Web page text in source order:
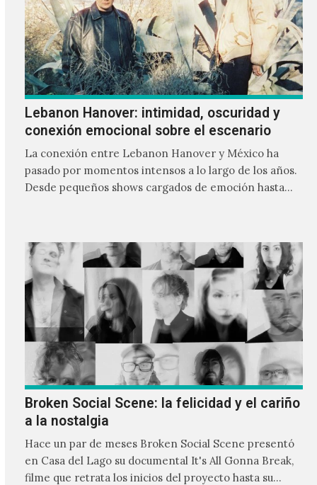
Lebanon Hanover: intimidad, oscuridad y
conexión emocional sobre el escenario
La conexión entre Lebanon Hanover y México ha
pasado por momentos intensos a lo largo de los años.
Desde pequeños shows cargados de emoción hasta
mezcla de post-punk, coldwave y letras
profundamente melancólicas.
Broken Social Scene: la felicidad y el cariño
a la nostalgia
Hace un par de meses Broken Social Scene presentó
en Casa del Lago su documental It's All Gonna Break,
filme que retrata los inicios del proyecto hasta su